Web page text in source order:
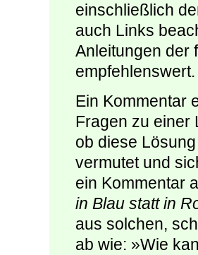
einschließlich
auch Links
Anleitungen der
empfehlenswert.
Ein Kommentar
Fragen zu einer
ob diese
vermutet und
ein Kommentar
in Blau statt in
aus solchen,
ab wie: »Wie